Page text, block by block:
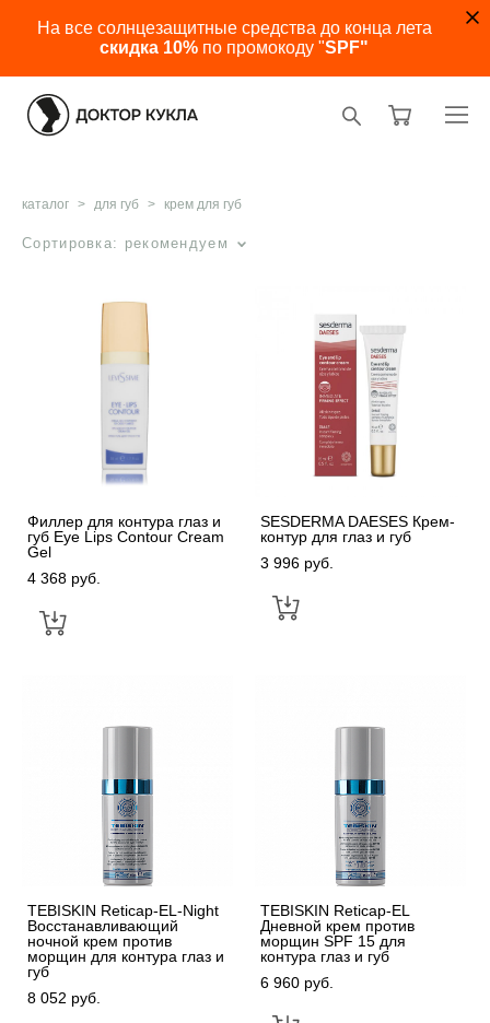
На все солнцезащитные средства до конца лета
скидка 10% по промокоду "SPF"
каталог > для губ > крем для губ
Сортировка: рекомендуем
Филлер для контура глаз и
губ Eye Lips Contour Cream
Gel
4 368 pуб.
SESDERMA DAESES Крем-
контур для глаз и губ
3 996 pуб.
TEBISKIN Reticap-EL-Night
Восстанавливающий
ночной крем против
морщин для контура глаз и
губ
8 052 pуб.
TEBISKIN Reticap-EL
Дневной крем против
морщин SPF 15 для
контура глаз и губ
6 960 pуб.